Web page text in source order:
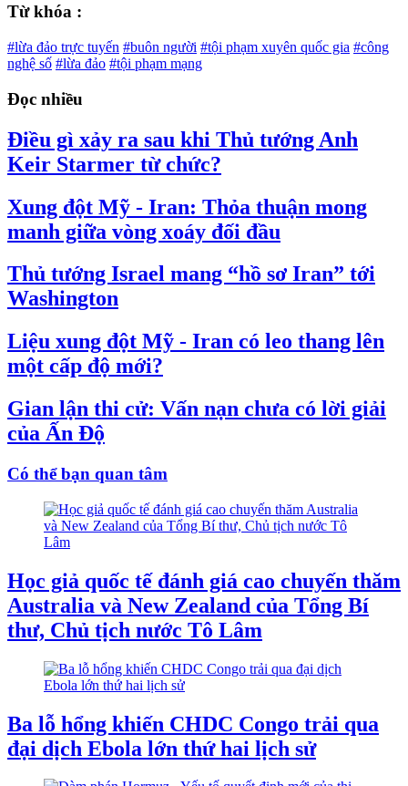
Từ khóa :
#lừa đảo trực tuyến #buôn người #tội phạm xuyên quốc gia #công
nghệ số #lừa đảo #tội phạm mạng
Đọc nhiều
Điều gì xảy ra sau khi Thủ tướng Anh
Keir Starmer từ chức?
Xung đột Mỹ - Iran: Thỏa thuận mong
manh giữa vòng xoáy đối đầu
Thủ tướng Israel mang “hồ sơ Iran” tới
Washington
Liệu xung đột Mỹ - Iran có leo thang lên
một cấp độ mới?
Gian lận thi cử: Vấn nạn chưa có lời giải
của Ấn Độ
Có thể bạn quan tâm
Học giả quốc tế đánh giá cao chuyến thăm
Australia và New Zealand của Tổng Bí
thư, Chủ tịch nước Tô Lâm
Ba lỗ hổng khiến CHDC Congo trải qua
đại dịch Ebola lớn thứ hai lịch sử